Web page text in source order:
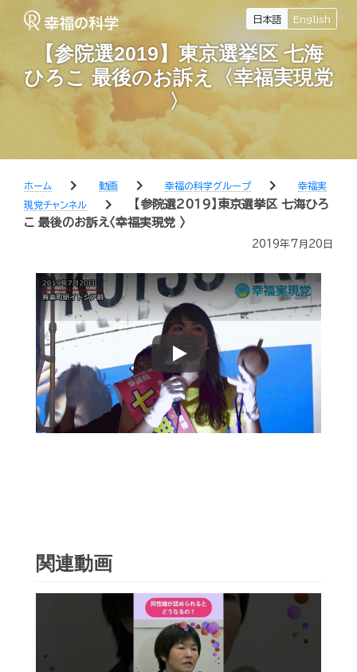
日本語 English
【参院選2019】東京選挙区 七海
ひろこ 最後のお訴え〈幸福実現党
〉
ホーム chevron_right 動画 chevron_right 幸福の科学グループ chevron_right
幸福実
現党チャンネル
chevron_right
【参院選2019】東京選挙区 七海ひろ
こ 最後のお訴え〈幸福実現党 〉
2019年7月20日
Play
関連動画